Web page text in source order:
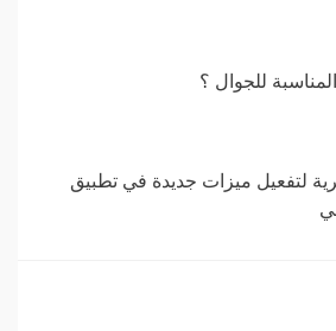
للجوال ؟
لتفعيل ميزات جديدة في تطبيق